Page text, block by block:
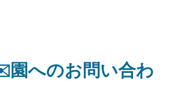
へのお問い合わ